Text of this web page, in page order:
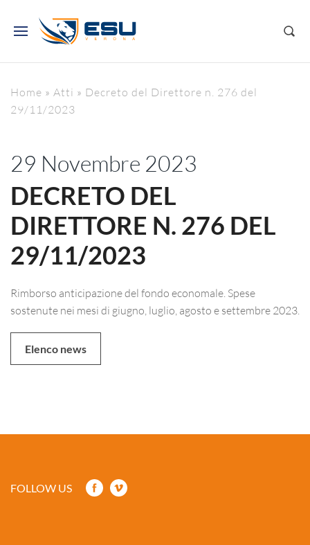
Home » Atti » Decreto del Direttore n. 276 del
29/11/2023
29 Novembre 2023
DECRETO DEL
DIRETTORE N. 276 DEL
29/11/2023
Rimborso anticipazione del fondo economale. Spese
sostenute nei mesi di giugno, luglio, agosto e settembre 2023.
Elenco news
FOLLOW US